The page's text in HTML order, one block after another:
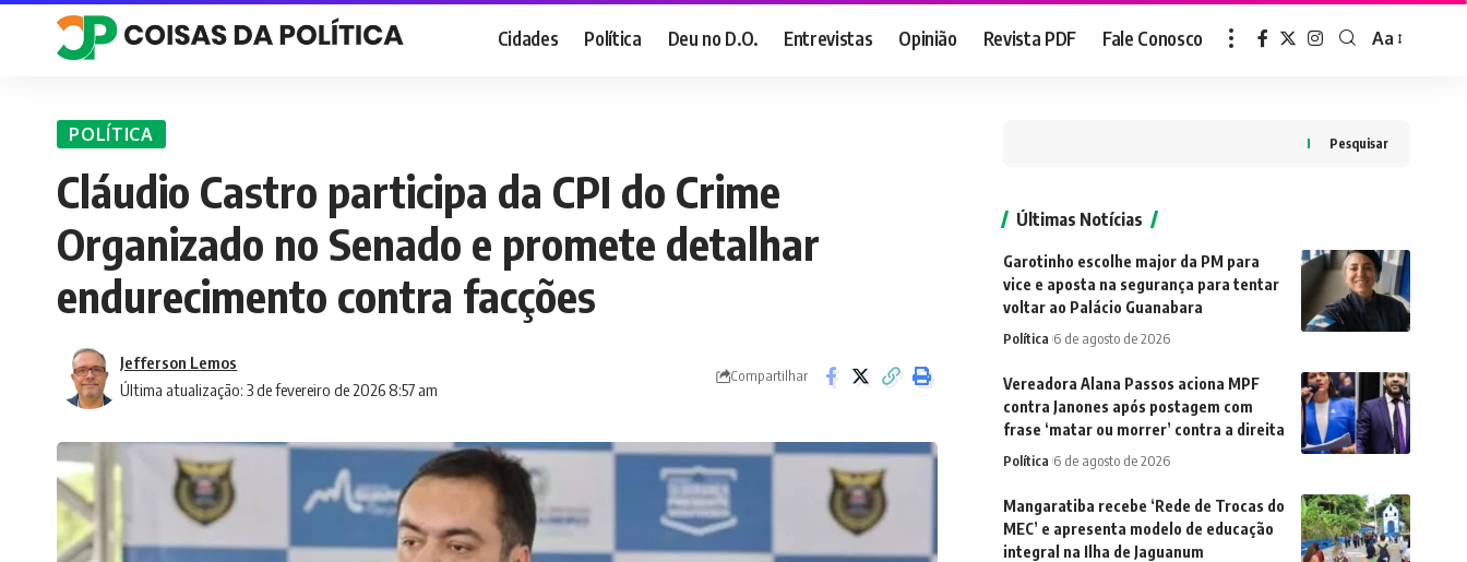
Cidades Política Deu no D.O. Entrevistas Opinião Revista PDF Fale Conosco
Font
Aa
POLÍTICA
Cláudio Castro participa da CPI do Crime
Organizado no Senado e promete detalhar
endurecimento contra facções
Última atualização: 3 de fevereiro de 2026 8:57 am
Jefferson Lemos
Compartilhar
Pesquisar
Últimas Notícias
Garotinho escolhe major da PM para
vice e aposta na segurança para tentar
voltar ao Palácio Guanabara
Política 6 de agosto de 2026
Vereadora Alana Passos aciona MPF
contra Janones após postagem com
frase ‘matar ou morrer’ contra a direita
Política 6 de agosto de 2026
Mangaratiba recebe ‘Rede de Trocas do
MEC’ e apresenta modelo de educação
integral na Ilha de Jaguanum